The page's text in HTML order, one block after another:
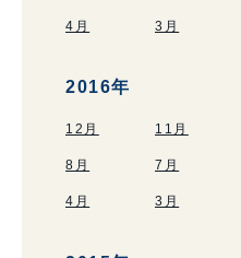
4月 3月
2016年
12月 11月
8月 7月
4月 3月